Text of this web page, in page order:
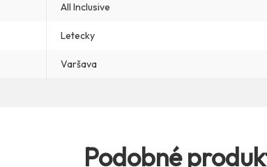
All Inclusive
Letecky
Varšava
Podobné